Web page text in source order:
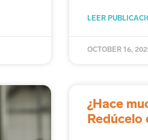
LEER
OCTOBER 16,
¿Hace